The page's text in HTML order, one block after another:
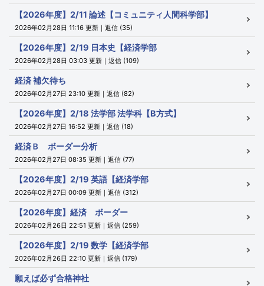
【2026年度】2/11 論述【コミュニティ人間科学部】
2026年02月28日 11:16 更新｜返信 (35)
【2026年度】2/19 日本史【経済学部
2026年02月28日 03:03 更新｜返信 (109)
経済 補欠待ち
2026年02月27日 23:10 更新｜返信 (82)
【2026年度】2/18 法学部 法学科【B方式】
2026年02月27日 16:52 更新｜返信 (18)
経済Ｂ ボーダー分析
2026年02月27日 08:35 更新｜返信 (77)
【2026年度】2/19 英語【経済学部
2026年02月27日 00:09 更新｜返信 (312)
【2026年度】経済 ボーダー
2026年02月26日 22:51 更新｜返信 (259)
【2026年度】2/19 数学【経済学部
2026年02月26日 22:10 更新｜返信 (179)
願えば必ず合格神社